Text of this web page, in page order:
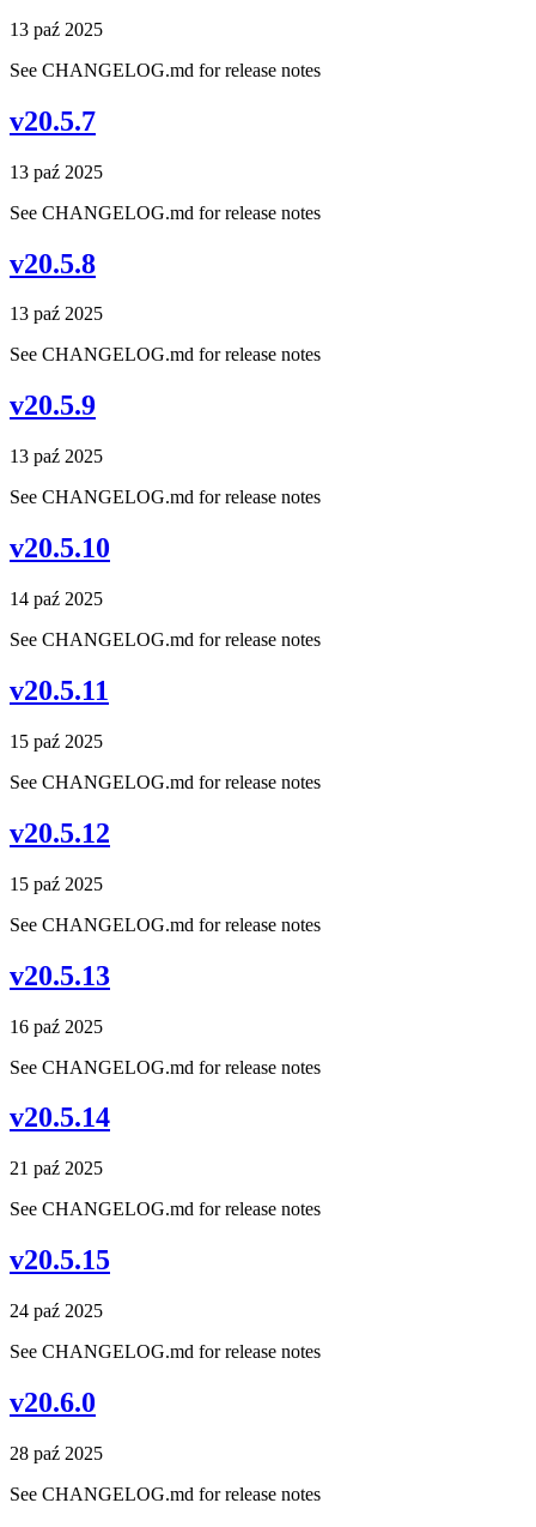
13 paź 2025
See CHANGELOG.md for release notes
v20.5.7
13 paź 2025
See CHANGELOG.md for release notes
v20.5.8
13 paź 2025
See CHANGELOG.md for release notes
v20.5.9
13 paź 2025
See CHANGELOG.md for release notes
v20.5.10
14 paź 2025
See CHANGELOG.md for release notes
v20.5.11
15 paź 2025
See CHANGELOG.md for release notes
v20.5.12
15 paź 2025
See CHANGELOG.md for release notes
v20.5.13
16 paź 2025
See CHANGELOG.md for release notes
v20.5.14
21 paź 2025
See CHANGELOG.md for release notes
v20.5.15
24 paź 2025
See CHANGELOG.md for release notes
v20.6.0
28 paź 2025
See CHANGELOG.md for release notes